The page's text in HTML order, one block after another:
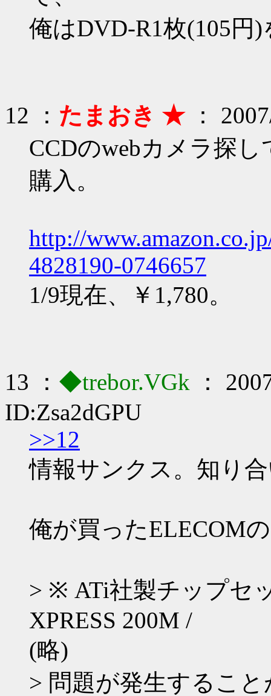
俺はDVD-R1枚(105円
12 ： たまおき ★：
CCDのwebカメラ探
購入。
http://
4828190-0746657
1/9現在、￥1,780。
13 ： ◆trebor.VGk ：
ID:Zsa2dGPU
>>12
情報サンクス。知り
俺が買ったELECOM
> ※ ATi社製チップセ
XPRESS 200M /
(略)
> 問題が発生するこ